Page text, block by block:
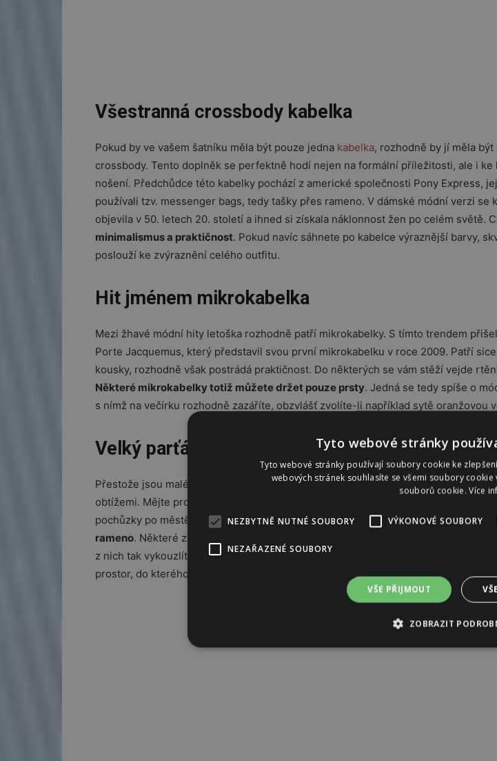
Všestranná crossbody kabelka
Pokud by ve vašem šatníku měla být pouze jedna kabelka, rozhodně by jí měla být
crossbody. Tento doplněk se perfektně hodí nejen na formální příležitosti, ale i ke
nošení. Předchůdce této kabelky pochází z americké společnosti Pony Express,
používali tzv. messenger bags, tedy tašky přes rameno. V dámské módní verzi se
objevila v 50. letech 20. století a ihned si získala náklonnost žen po celém světě.
minimalismus a praktičnost. Pokud navíc sáhnete po kabelce výraznější barvy,
poslouží ke zvýraznění celého outfitu.
Hit jménem mikrokabelka
Mezi žhavé módní hity letoška rozhodně patří mikrokabelky. S tímto trendem
Porte Jacquemus, který představil svou první mikrokabelku v roce 2009. Patří
kousky, rozhodně však postrádá praktičnost. Do některých se vám stěží vejde
Některé mikrokabelky totiž můžete držet pouze prsty. Jedná se tedy spíše o
s nímž na večírku rozhodně zazáříte, obzvlášť zvolíte-li například sytě oranžovou
Velký parťák do práce i do města
Přestože jsou malé kabelky krásným doplňkem vašeho zevnějšku, větší věci do
obtížemi. Mějte proto v záloze jednu větší tašku, kterou můžete nosit jak do práce,
pochůzky po městě. Ideální volbou je v tomtopřípadě velká kabelka, kterou
rameno. Některé z nich mají kromě dvou klasických uch i jeden popruh přes
z nich tak vykouzlíte větší crossbody kabelku. Velkou výhodou takové tašky je pak
prostor, do kterého snadno uložíte notebook, tablet nebo třeba diář.
Tyto webové stránky
Tyto webové stránky používají soubory cookie ke
webových stránek souhlasíte se všemi soubory
souborů cookie.Více
NEZBYTNĚ NUTNÉ SOUBORY VÝKONOVÉ SOUBORY
NEZAŘAZENÉ SOUBORY
VŠE PŘIJMOUT
ZOBRAZIT